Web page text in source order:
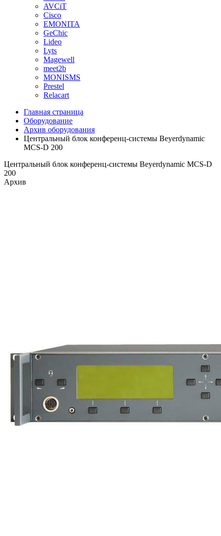
AVCiT
Cisco
EMONITA
GeChic
Lideo
Lyts
Magewell
meet2b
MONISMS
Prestel
Relacart
Главная страница
Оборудование
Архив оборудования
Центральный блок конференц-системы Beyerdynamic
MCS-D 200
Центральный блок конференц-системы Beyerdynamic MCS-D
200
Архив